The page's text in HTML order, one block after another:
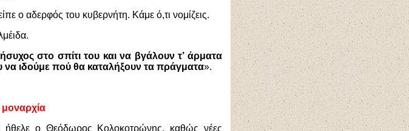
ο αδερφός του κυβερνήτη. Κάμε ό,τι νομίζεις.
στο σπίτι του και να βγάλουν τ’ άρματα
να ιδούμε πού θα καταλήξουν τα πράγματα».
ο Θεόδωρος Κολοκοτρώνης, καθώς νέες